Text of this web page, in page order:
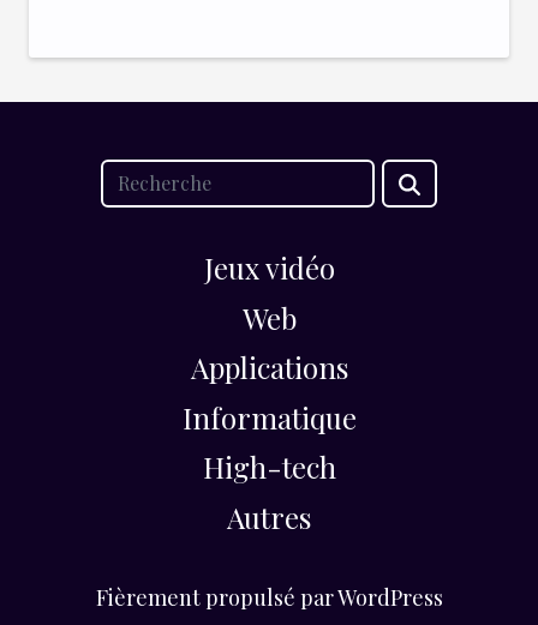
Jeux vidéo
Web
Applications
Informatique
High-tech
Autres
Fièrement propulsé par WordPress